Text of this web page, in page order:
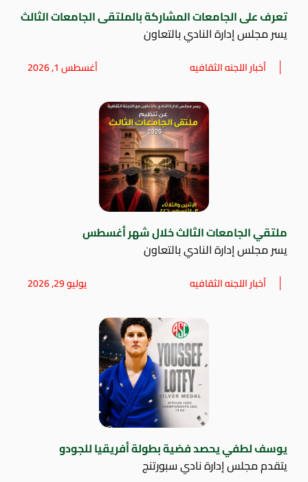
تعرف على الجامعات المشاركة بالملتقى الجامعات الثالث
يسر مجلس إدارة النادي بالتعاون
أخبار اللجنه الثقافيه أغسطس 1, 2026
ملتقي الجامعات الثالث خلال شهر أغسطس
يسر مجلس إدارة النادي بالتعاون
أخبار اللجنه الثقافيه يوليو 29, 2026
يوسف لطفي يحصد فضية بطولة أفريقيا للجودو
يتقدم مجلس إدارة نادي سبورتنج